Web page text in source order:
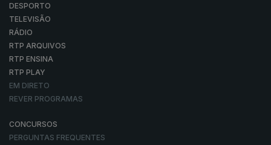
DESPORTO
TELEVISÃO
RÁDIO
RTP ARQUIVOS
RTP ENSINA
RTP PLAY
EM DIRETO
REVER PROGRAMAS
CONCURSOS
PERGUNTAS FREQUENTES